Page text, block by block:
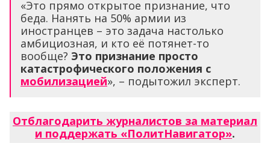
«Это прямо открытое признание, что
беда. Нанять на 50% армии из
иностранцев – это задача настолько
амбициозная, и кто её потянет-то
вообще? Это признание просто
катастрофического положения с
мобилизацией», – подытожил эксперт.
Отблагодарить журналистов за материал
и поддержать «ПолитНавигатор».